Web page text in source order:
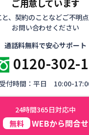
ご用意しています
と、契約のことなどご不明
お問い合わせください
通話料無料で安心サポート
0120-302-
受付時間：平日 10:00-
24時間365日対応中
無料 WEBから問合せ